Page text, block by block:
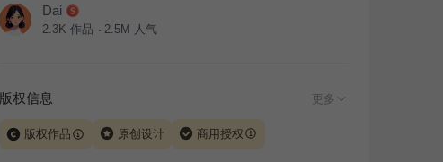
Dai
2.3K 作品 2.5M 人气
版权信息 更多
版权作品 原创设计 商用授权